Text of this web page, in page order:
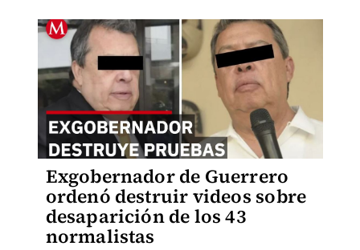
Exgobernador de Guerrero
ordenó destruir videos sobre
desaparición de los 43
normalistas